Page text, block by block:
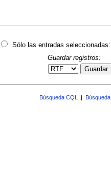
Sólo las entradas seleccionadas:
Guardar registros:
Guardar
Búsqueda CQL